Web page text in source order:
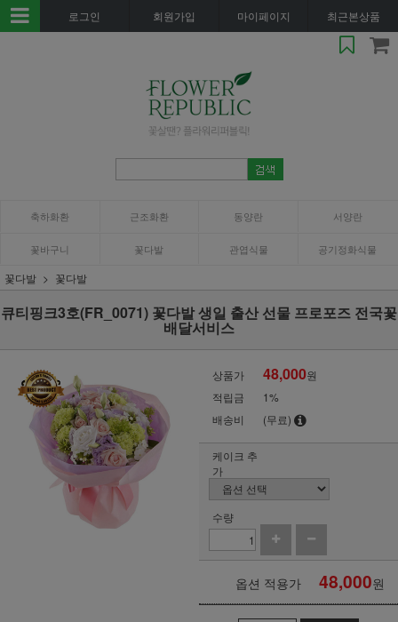
로그인 회원가입 마이페이지 최근본상품
축하화환 근조화환 동양란 서양란
꽃바구니 꽃다발 관엽식물 공기정화식물
꽃다발 꽃다발
큐티핑크3호(FR_0071) 꽃다발 생일 출산 선물 프로포즈 전국꽃
배달서비스
상품가 48,000원
적립금
1%
배송비
(무료)
케이크 추
가
수량
옵션 적용가 48,000원